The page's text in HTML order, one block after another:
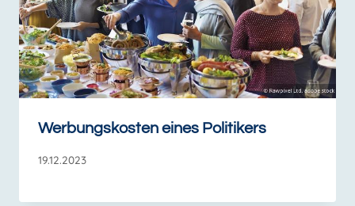
Werbungskosten eines Politikers
19.12.2023